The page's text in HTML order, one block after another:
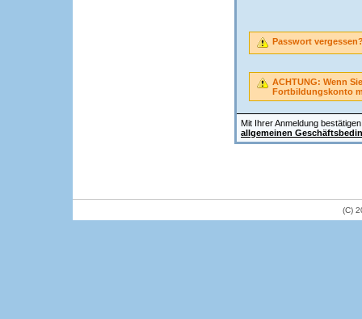
Mit Ihrer Anmeldung
allgemeinen
Passwort
ACHTUNG: Wenn
Fortbildungskonto
(C)